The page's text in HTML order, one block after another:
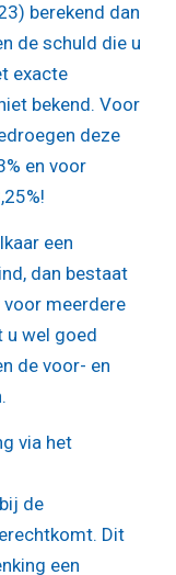
berekend dan
de schuld die u
exacte
bekend. Voor
deze
en voor
een
dan bestaat
meerdere
u wel goed
de voor- en
via het
de
Dit
een